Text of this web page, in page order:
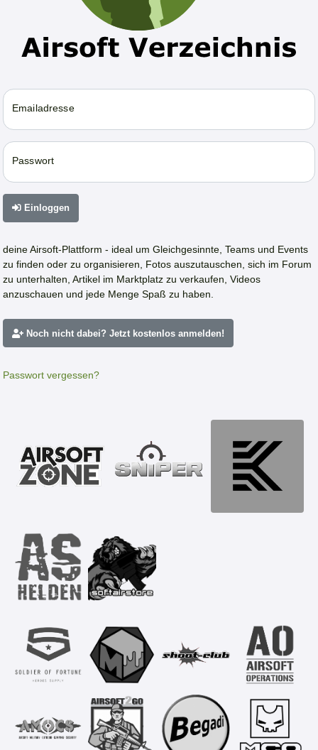
Emailadresse
Passwort
Einloggen
deine Airsoft-Plattform - ideal um Gleichgesinnte, Teams und Events
zu finden oder zu organisieren, Fotos auszutauschen, sich im Forum
zu unterhalten, Artikel im Marktplatz zu verkaufen, Videos
anzuschauen und jede Menge Spaß zu haben.
Noch nicht dabei? Jetzt kostenlos anmelden!
Passwort vergessen?